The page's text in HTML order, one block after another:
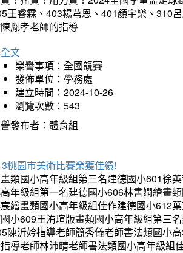
王睿霖、403楊芎恩、401顏宇樂、310
胤孝老師的指導
文
榮譽事項：全國競賽
發佈單位：學務處
建立時間：2024-10-26
瀏覽次數：543
發布者：體育組
桃園市美術比賽榮獲佳績!
類國小高年級組第三名建德國小601徐
年級組第一名建德國小606林書嫺繪畫
繪畫類國小高年級組佳作建德國小612
小609王洧瑄版畫類國小高年級組第三
陳沂妗指導老師簡秀儀老師書法類國小
導老師林沛晴老師書法類國小高年級組